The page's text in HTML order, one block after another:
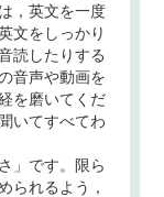
，英文を一度
文をしっかり
読したりする
音声や動画を
を磨いてくだ
いてすべてわ
」です。限ら
られるよう，